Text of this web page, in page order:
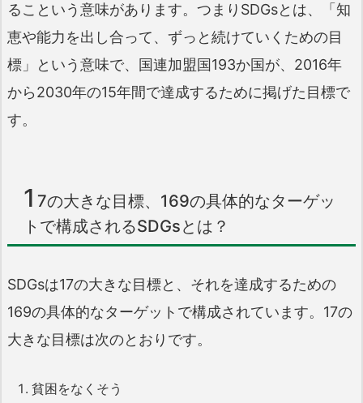
るこという意味があります。つまりSDGsとは、「知
恵や能力を出し合って、ずっと続けていくための目
標」という意味で、国連加盟国193か国が、2016年
から2030年の15年間で達成するために掲げた目標で
す。
1 7の大きな目標、169の具体的なターゲッ
トで構成されるSDGsとは？
SDGsは17の大きな目標と、それを達成するための
169の具体的なターゲットで構成されています。17の
大きな目標は次のとおりです。
貧困をなくそう